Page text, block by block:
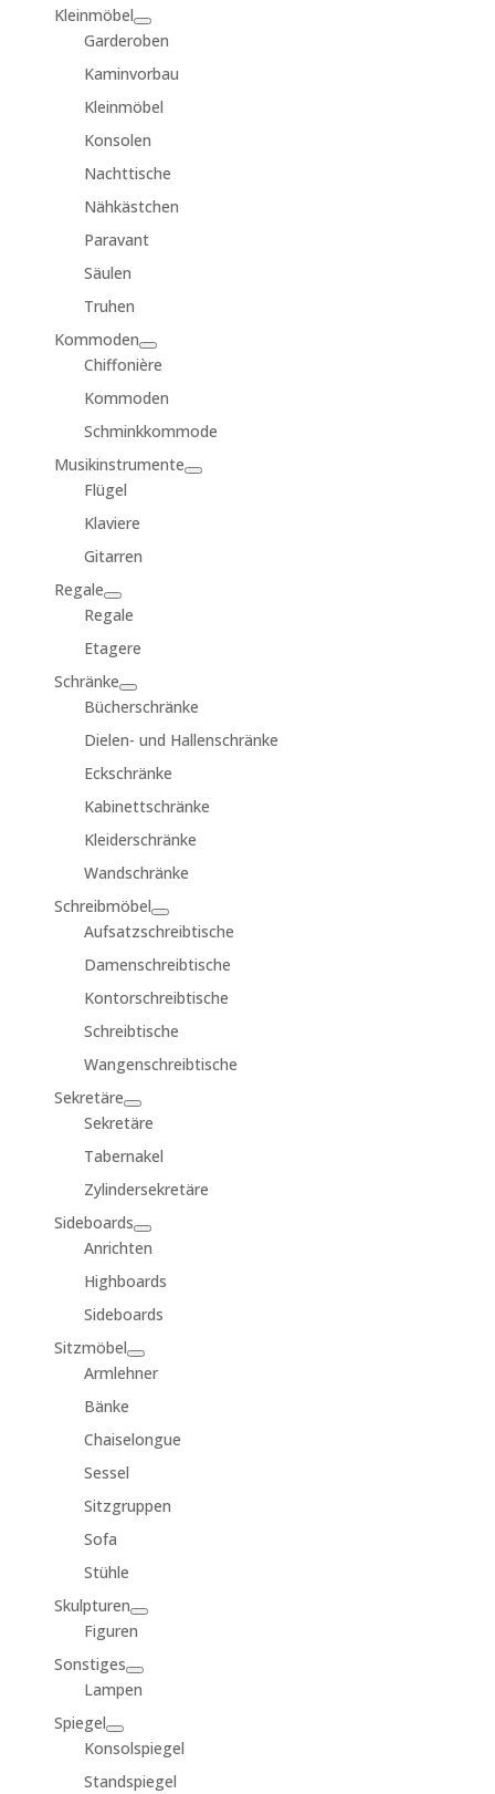
Kleinmöbel
Garderoben
Kaminvorbau
Kleinmöbel
Konsolen
Nachttische
Nähkästchen
Paravant
Säulen
Truhen
Kommoden
Chiffonière
Kommoden
Schminkkommode
Musikinstrumente
Flügel
Klaviere
Gitarren
Regale
Regale
Etagere
Schränke
Bücherschränke
Dielen- und Hallenschränke
Eckschränke
Kabinettschränke
Kleiderschränke
Wandschränke
Schreibmöbel
Aufsatzschreibtische
Damenschreibtische
Kontorschreibtische
Schreibtische
Wangenschreibtische
Sekretäre
Sekretäre
Tabernakel
Zylindersekretäre
Sideboards
Anrichten
Highboards
Sideboards
Sitzmöbel
Armlehner
Bänke
Chaiselongue
Sessel
Sitzgruppen
Sofa
Stühle
Skulpturen
Figuren
Sonstiges
Lampen
Spiegel
Konsolspiegel
Standspiegel